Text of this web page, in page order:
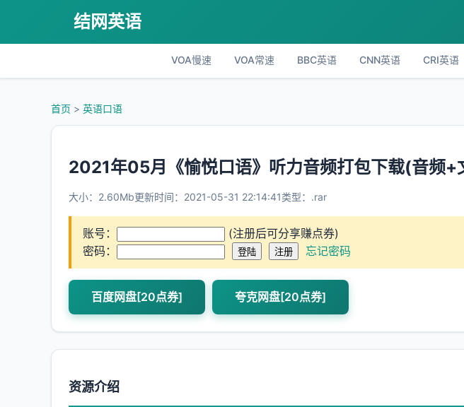
结网英语
VOA慢速 VOA常速 BBC英语 CNN英语 CRI英语
首页 > 英语口语
2021年05月《愉悦口语》听力音频打包下载(音频+
大小：2.60Mb更新时间：2021-05-31 22:14:41类型：.rar
账号：
(注册后可分享赚点券)
密码：
忘记密码
百度网盘[20点券] 夸克网盘[20点券]
资源介绍